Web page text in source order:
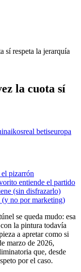
sí respeta la jerarquía
la cuota sí
real betiseuropa
pizarrón
entiende el partido
(sin disfrazarlo)
(y no por marketing)
se queda mudo: esa
la pintura todavía
a apretar como si
marzo de 2026,
que, desde
por el caso.